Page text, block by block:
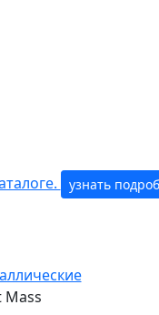
узнать
Mass